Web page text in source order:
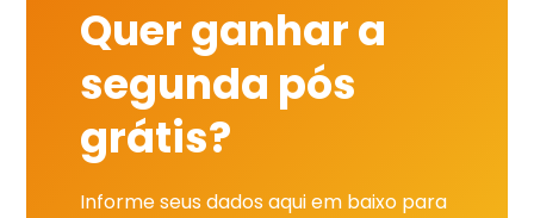
Quer ganhar a
segunda pós
grátis?
Informe seus dados aqui em baixo para